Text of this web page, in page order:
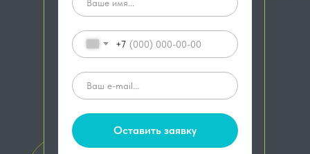
+7
Оставить заявку